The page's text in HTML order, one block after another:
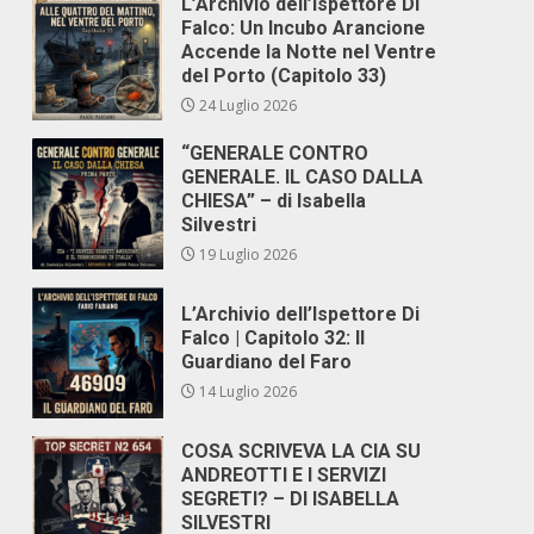
Falco: Un Incubo Arancione
Accende la Notte nel Ventre
del Porto (Capitolo 33)
24 Luglio 2026
“GENERALE CONTRO
GENERALE. IL CASO DALLA
CHIESA” – di Isabella
Silvestri
19 Luglio 2026
L’Archivio dell’Ispettore Di
Falco | Capitolo 32: Il
Guardiano del Faro
14 Luglio 2026
COSA SCRIVEVA LA CIA SU
ANDREOTTI E I SERVIZI
SEGRETI? – DI ISABELLA
SILVESTRI